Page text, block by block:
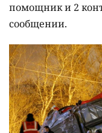
помощник и 2
сообщении.